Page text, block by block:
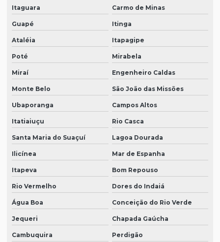
Itaguara Carmo de Minas
Guapé Itinga
Ataléia Itapagipe
Poté Mirabela
Miraí Engenheiro Caldas
Monte Belo São João das Missões
Ubaporanga Campos Altos
Itatiaiuçu Rio Casca
Santa Maria do Suaçuí Lagoa Dourada
Ilicínea Mar de Espanha
Itapeva Bom Repouso
Rio Vermelho Dores do Indaiá
Água Boa Conceição do Rio Verde
Jequeri Chapada Gaúcha
Cambuquira Perdigão